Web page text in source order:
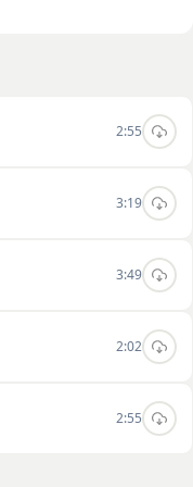
вечеринок.
2:55
3:19
3:49
2:02
2:55